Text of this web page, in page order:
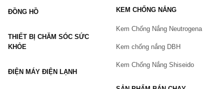
Vấn đề(*)
ĐỒNG HỒ
THIẾT BỊ CHĂM SÓC SỨC
KHỎE
ĐIỆN MÁY ĐIỆN LẠNH
KEM CHỐNG NẮNG
Kem Chống Nắng Neutrogena
Kem chống nắng DBH
Kem Chống Nắng Shiseido